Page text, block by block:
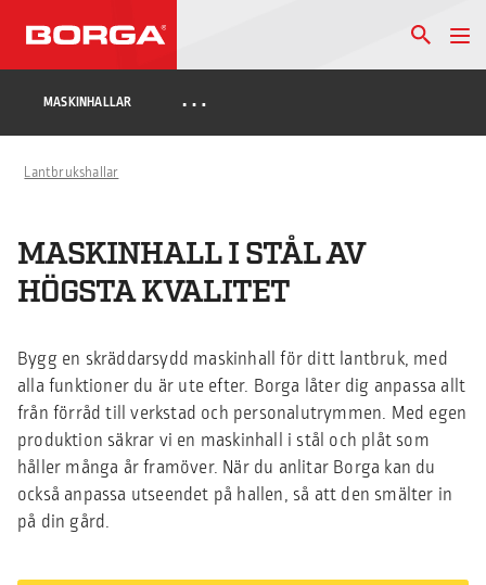
MASKINHALLAR …
Lantbrukshallar
MASKINHALL I STÅL AV
HÖGSTA KVALITET
Bygg en skräddarsydd maskinhall för ditt lantbruk, med
alla funktioner du är ute efter. Borga låter dig anpassa allt
från förråd till verkstad och personalutrymmen. Med egen
produktion säkrar vi en maskinhall i stål och plåt som
håller många år framöver. När du anlitar Borga kan du
också anpassa utseendet på hallen, så att den smälter in
på din gård.